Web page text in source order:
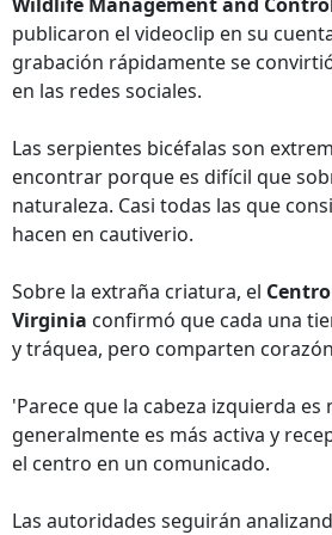
publicaron el videoclip en su
grabación rápidamente se
en las redes sociales.
Las serpientes bicéfalas son
encontrar porque es difícil que
naturaleza. Casi todas las que
hacen en cautiverio.
Sobre la extraña criatura, el
Virginia confirmó que cada una
y tráquea, pero comparten
'Parece que la cabeza izquierda es
generalmente es más activa y
el centro en un comunicado.
Las autoridades seguirán